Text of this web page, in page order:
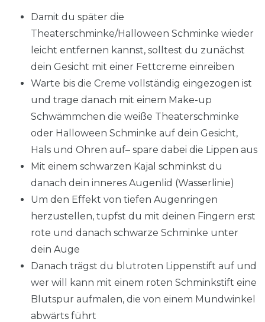
Damit du später die
Theaterschminke/Halloween Schminke wieder
leicht entfernen kannst, solltest du zunächst
dein Gesicht mit einer Fettcreme einreiben
Warte bis die Creme vollständig eingezogen ist
und trage danach mit einem Make-up
Schwämmchen die weiße Theaterschminke
oder Halloween Schminke auf dein Gesicht,
Hals und Ohren auf– spare dabei die Lippen aus
Mit einem schwarzen Kajal schminkst du
danach dein inneres Augenlid (Wasserlinie)
Um den Effekt von tiefen Augenringen
herzustellen, tupfst du mit deinen Fingern erst
rote und danach schwarze Schminke unter
dein Auge
Danach trägst du blutroten Lippenstift auf und
wer will kann mit einem roten Schminkstift eine
Blutspur aufmalen, die von einem Mundwinkel
abwärts führt